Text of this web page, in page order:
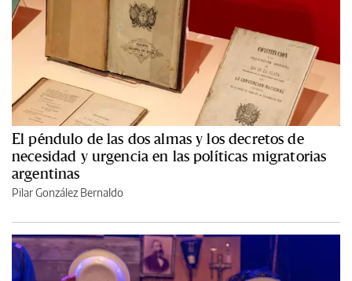
El péndulo de las dos almas y los decretos de
necesidad y urgencia en las políticas migratorias
argentinas
Pilar González Bernaldo